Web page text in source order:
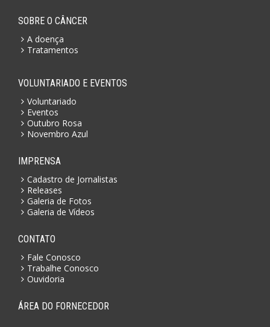
SOBRE O CÂNCER
A doença
Tratamentos
VOLUNTARIADO E EVENTOS
Voluntariado
Eventos
Outubro Rosa
Novembro Azul
IMPRENSA
Cadastro de Jornalistas
Releases
Galeria de Fotos
Galeria de Vídeos
CONTATO
Fale Conosco
Trabalhe Conosco
Ouvidoria
ÁREA DO FORNECEDOR